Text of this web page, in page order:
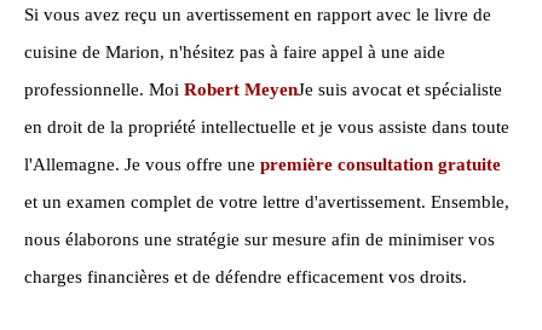
Si vous avez reçu un avertissement en rapport avec le livre de
cuisine de Marion, n'hésitez pas à faire appel à une aide
professionnelle. Moi Robert MeyenJe suis avocat et spécialiste
en droit de la propriété intellectuelle et je vous assiste dans toute
l'Allemagne. Je vous offre une première consultation gratuite
et un examen complet de votre lettre d'avertissement. Ensemble,
nous élaborons une stratégie sur mesure afin de minimiser vos
charges financières et de défendre efficacement vos droits.